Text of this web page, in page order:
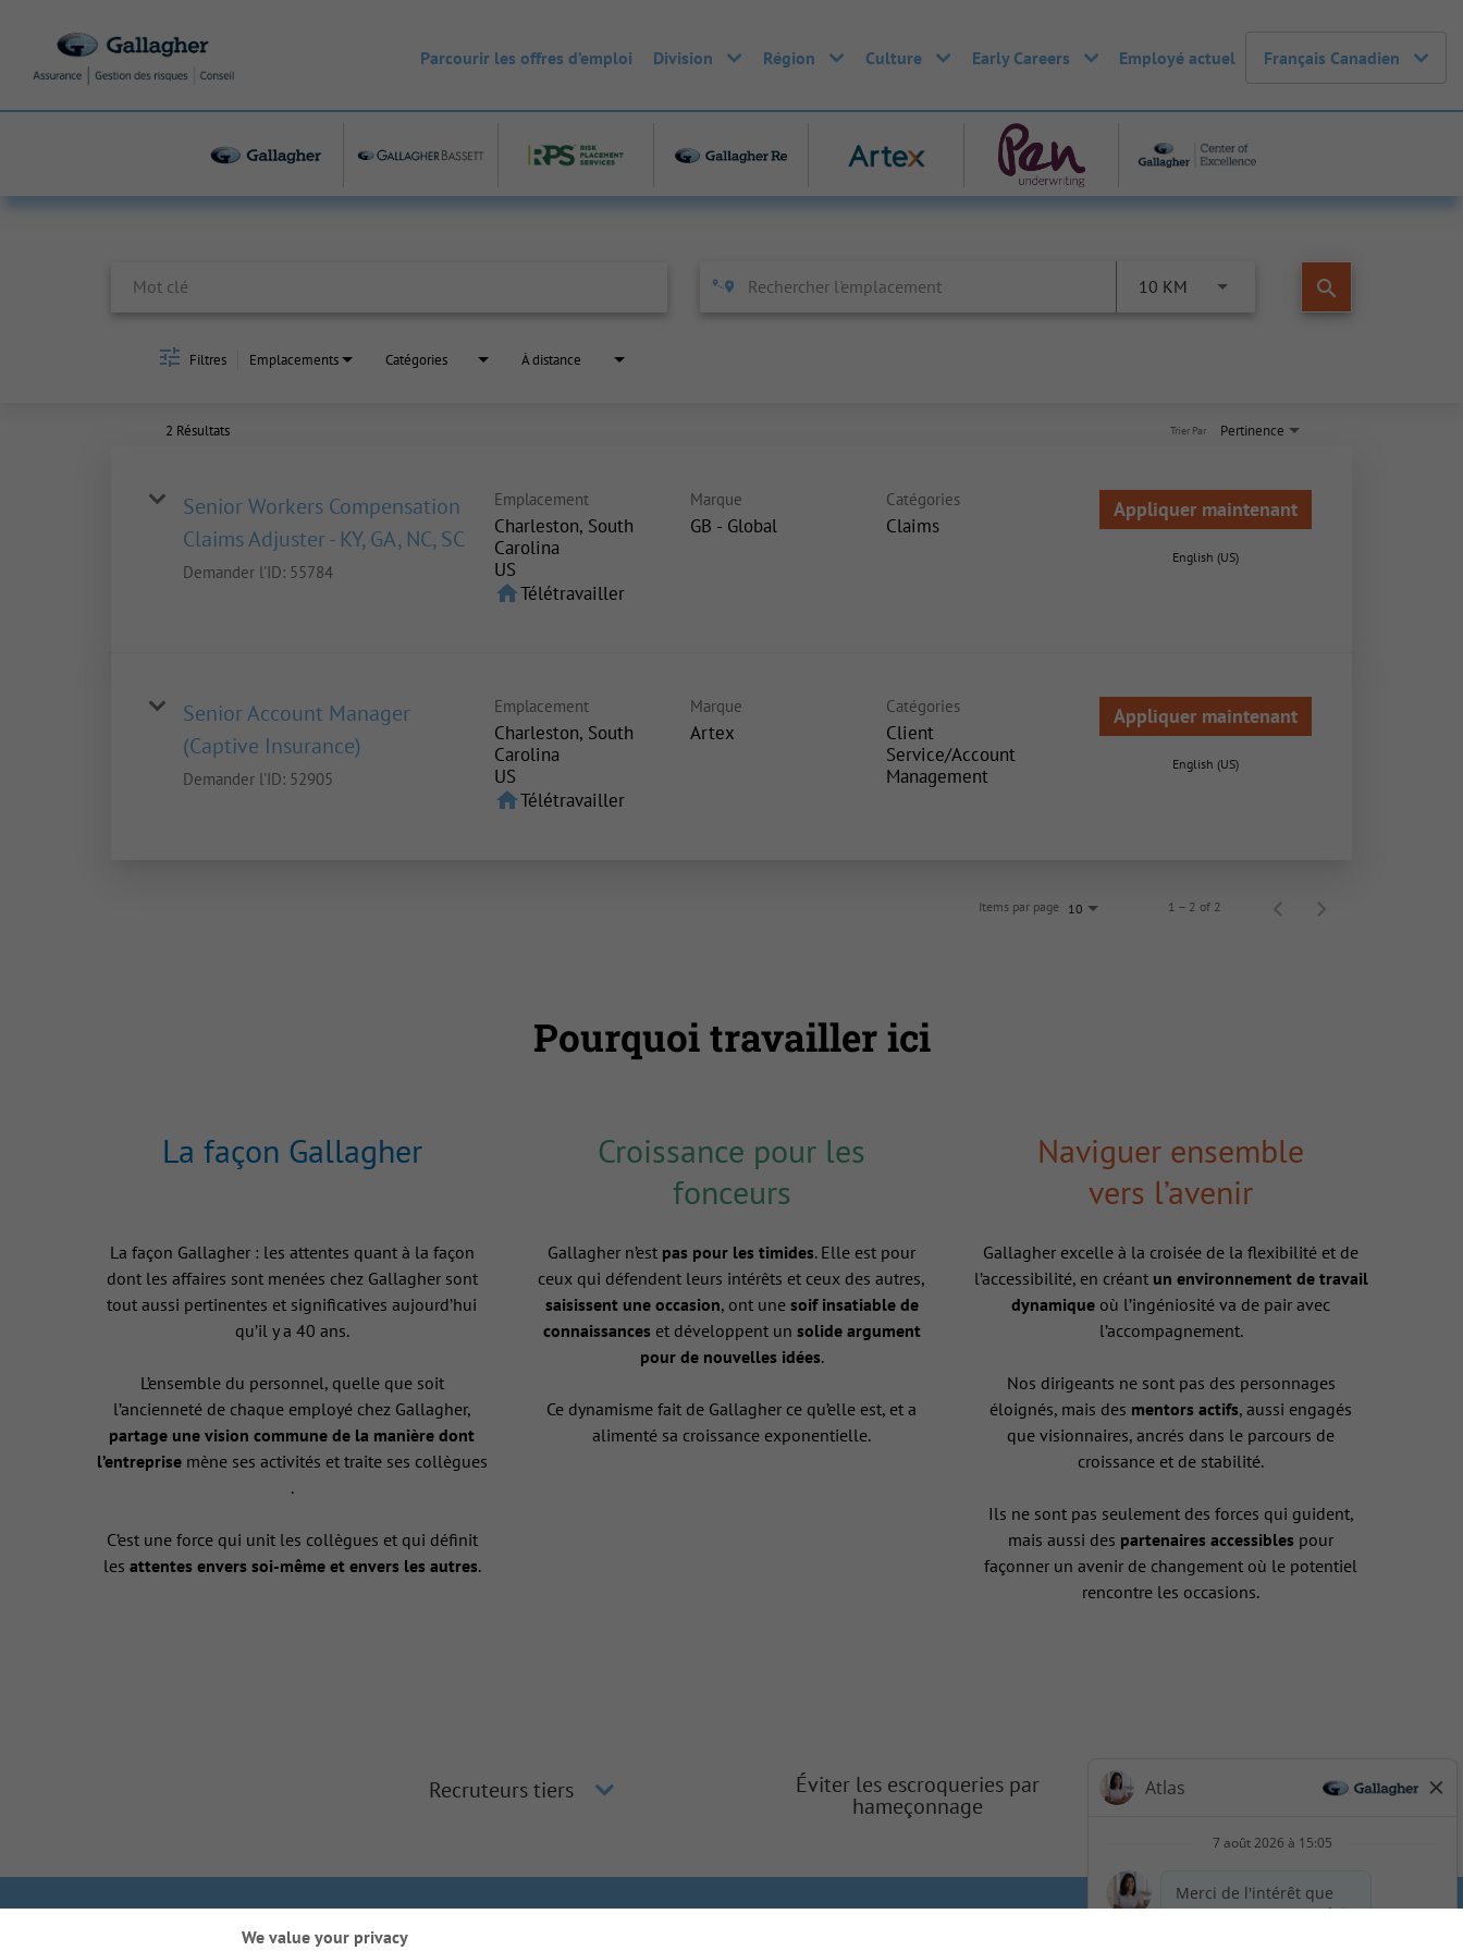
Parcourir les offres d’emploi Division Région Culture Early Careers Employé actuel Français Canadien
10 KM search
Filtres Emplacements Catégories À distance
2 Résultats Pertinence
Trier Par
Senior Workers Compensation
Claims Adjuster - KY, GA, NC, SC
Demander l'ID: 55784
Emplacement
Charleston, South
Carolina
homeTélétravailler
Marque
GB - Global
Catégories
Claims
Appliquer maintenant
English (US)
Senior Account Manager
(Captive Insurance)
Demander l'ID: 52905
Emplacement
Charleston, South
Carolina
homeTélétravailler
Marque
Artex
Catégories
Client
Service/Account
Management
Appliquer maintenant
English (US)
Items par page 10 1 – 2 of 2
Pourquoi travailler ici
La façon Gallagher
La façon Gallagher : les attentes quant à la façon
dont les affaires sont menées chez Gallagher sont
tout aussi pertinentes et significatives aujourd’hui
qu’il y a 40 ans.
L’ensemble du personnel, quelle que soit
l’ancienneté de chaque employé chez Gallagher,
partage une vision commune de la manière dont
l’entreprisemène ses activités et traite ses collègues
.
C’est une force qui unit les collègues et qui définit
les attentes envers soi-même et envers les autres.
Croissance pour les
fonceurs
Gallagher n’est pas pour les timides. Elle est pour
ceux qui défendent leurs intérêts et ceux des autres,
saisissent une occasion, ont une soif insatiable de
connaissanceset développent un solide argument
pour de nouvelles idées.
Ce dynamisme fait de Gallagher ce qu’elle est, et a
alimenté sa croissance exponentielle.
Naviguer ensemble
vers l’avenir
Gallagher excelle à la croisée de la flexibilité et de
l’accessibilité, en créant un environnement de travail
dynamique où l’ingéniosité va de pair avec
l’accompagnement.
Nos dirigeants ne sont pas des personnages
éloignés, mais des mentors actifs, aussi engagés
que visionnaires, ancrés dans le parcours de
croissance et de stabilité.
Ils ne sont pas seulement des forces qui guident,
mais aussi des partenaires accessibles pour
façonner un avenir de changement où le potentiel
rencontre les occasions.
Recruteurs tiers Éviter les escroqueries par
hameçonnage
Nous sommes Gallagher
We value your privacy